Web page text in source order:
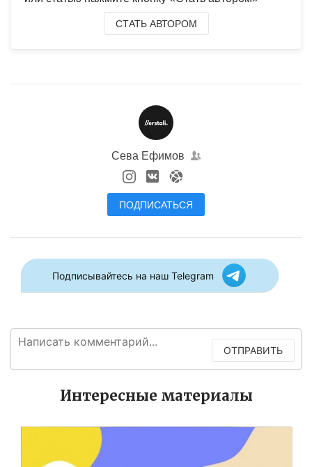
СТАТЬ АВТОРОМ
Сева Ефимов
ПОДПИСАТЬСЯ
Подписывайтесь на наш Telegram
ОТПРАВИТЬ
Интересные материалы